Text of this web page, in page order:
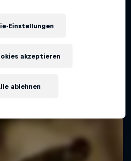
Bike über die Alpen.
Einstellungen
ablehnen
akzeptieren